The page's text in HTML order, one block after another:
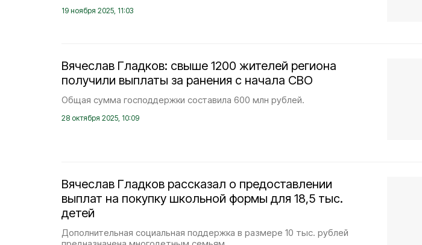
19 ноября 2025, 11:03
Вячеслав Гладков: свыше 1200 жителей региона
получили выплаты за ранения с начала СВО
Общая сумма господдержки составила 600 млн рублей.
28 октября 2025, 10:09
Вячеслав Гладков рассказал о предоставлении
выплат на покупку школьной формы для 18,5 тыс.
детей
Дополнительная социальная поддержка в размере 10 тыс. рублей